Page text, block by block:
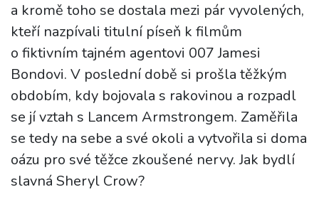
a kromě toho se dostala mezi pár vyvolených,
kteří nazpívali titulní píseň k filmům
o fiktivním tajném agentovi 007 Jamesi
Bondovi. V poslední době si prošla těžkým
obdobím, kdy bojovala s rakovinou a rozpadl
se jí vztah s Lancem Armstrongem. Zaměřila
se tedy na sebe a své okoli a vytvořila si doma
oázu pro své těžce zkoušené nervy. Jak bydlí
slavná Sheryl Crow?